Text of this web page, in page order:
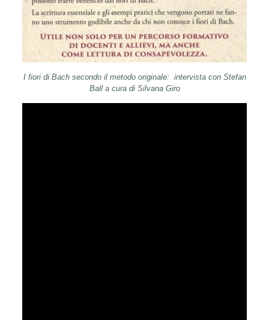
I fiori di Bach secondo il metodo originale: intervista con Stefan
Ball a cura di Silvana Giro